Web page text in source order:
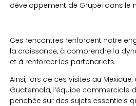
développement de Grupel dans le
Ces rencontres renforcent notre
la croissance, à comprendre la
et à renforcer les partenariats.
Ainsi, lors de ces visites au
Guatemala, l’équipe commerciale
penchée sur des sujets essentiels